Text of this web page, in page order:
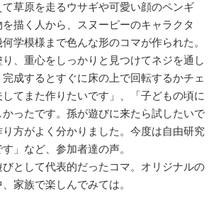
て草原を走るウサギや可愛い顔のペンギ
描く人から、スヌーピーのキャラクタ
学模様まで色んな形のコマが作られた。
、重心をしっかりと見つけてネジを通し
成するとすぐに床の上で回転するかチェ
てまた作りたいです」、「子どもの頃に
ったです。孫が遊びに来たら試したいで
方がよく分かりました。今度は自由研究
」など、参加者達の声。
として代表的だったコマ。オリジナルの
家族で楽しんでみては。